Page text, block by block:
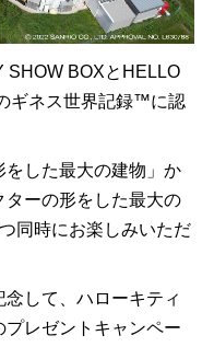
SHOW BOXとHELLO
ギネス世界記録™に認
した最大の建物」か
ーの形をした最大の
同時にお楽しみいただ
して、ハローキティ
レゼントキャンペー